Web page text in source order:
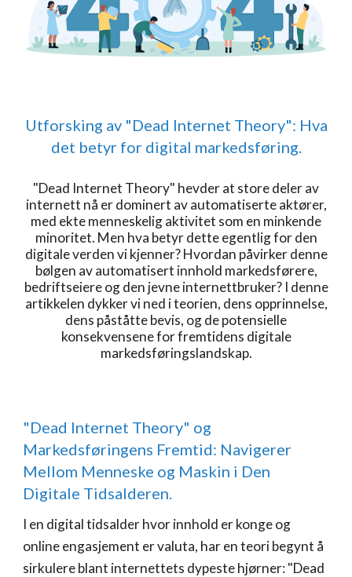
Utforsking av "Dead Internet Theory": Hva
det betyr for digital markedsføring.
"Dead Internet Theory" hevder at store deler av
internett nå er dominert av automatiserte aktører,
med ekte menneskelig aktivitet som en minkende
minoritet. Men hva betyr dette egentlig for den
digitale verden vi kjenner? Hvordan påvirker denne
bølgen av automatisert innhold markedsførere,
bedriftseiere og den jevne internettbruker? I denne
artikkelen dykker vi ned i teorien, dens opprinnelse,
dens påståtte bevis, og de potensielle
konsekvensene for fremtidens digitale
markedsføringslandskap.
"Dead Internet Theory" og
Markedsføringens Fremtid: Navigerer
Mellom Menneske og Maskin i Den
Digitale Tidsalderen.
I en digital tidsalder hvor innhold er konge og
online engasjement er valuta, har en teori begynt å
sirkulere blant internettets dypeste hjørner: "Dead